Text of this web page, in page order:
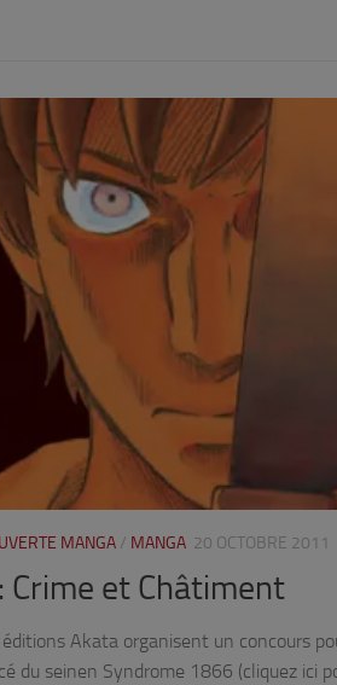
MANGA / MANGA 20 OCTOBRE 2011
et Châtiment
éditions Akata organisent un concours
du seinen Syndrome 1866 (cliquez ici